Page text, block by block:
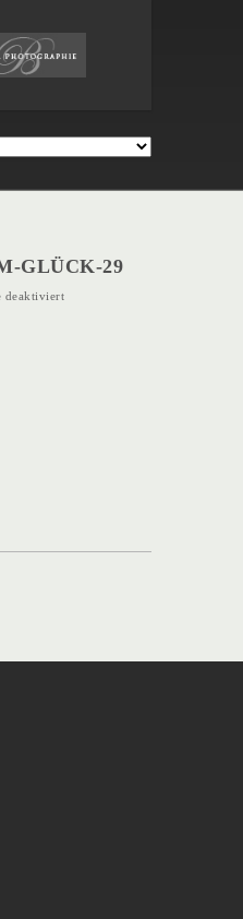
GLÜCK-29
deaktiviertfür